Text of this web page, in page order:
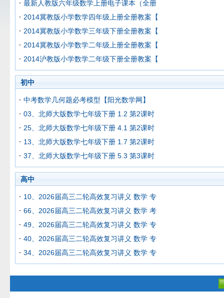
最新人教版六年级数学上册电子课本（全册
2014冀教版小学数学四年级上册全册教案【
2014冀教版小学数学三年级下册全册教案【
2014冀教版小学数学二年级上册全册教案【
2014沪教版小学数学二年级下册全册教案【
初中
中考数学几何题必考模型【阳光数学网】
03、北师大版数学七年级下册 1.2 第2课时
25、北师大版数学七年级下册 4.1 第2课时
13、北师大版数学七年级下册 1.7 第2课时
37、北师大版数学七年级下册 5.3 第3课时
高中
10、2026届高三二轮高效复习讲义 数学 专
66、2026届高三二轮高效复习讲义 数学 考
49、2026届高三二轮高效复习讲义 数学 专
40、2026届高三二轮高效复习讲义 数学 专
34、2026届高三二轮高效复习讲义 数学 专